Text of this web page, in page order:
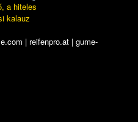
a hiteles
kalauz
| reifenpro.at | gume-